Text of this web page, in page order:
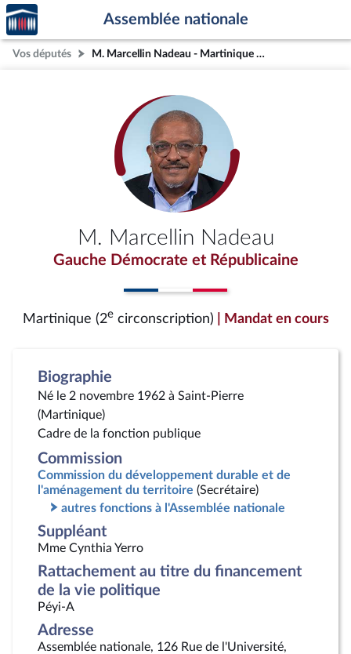
Aller au contenu
Aller en bas de la page
Accèder
à la
page
d'accueil
Assemblée nationale
Vos députés M. Marcellin Nadeau - Martinique (2e circonscription)
M. Marcellin Nadeau
Gauche Démocrate et Républicaine
Martinique (2ecirconscription) | Mandat en cours
Biographie
Né le 2 novembre 1962 à Saint-Pierre
(Martinique)
Cadre de la fonction publique
Commission
Commission du développement durable et de
l'aménagement du territoire (Secrétaire)
autres fonctions à l'Assemblée nationale
Suppléant
Mme Cynthia Yerro
Rattachement au titre du financement
de la vie politique
Péyi-A
Adresse
Assemblée nationale, 126 Rue de l'Université,